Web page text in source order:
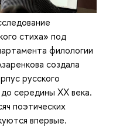
стиха» под
филологии
создала
русского
середины XX века.
поэтических
впервые.